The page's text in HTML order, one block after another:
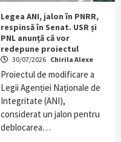
Legea ANI, jalon în PNRR,
respinsă în Senat. USR și
PNL anunță că vor
redepune proiectul
30/07/2026 Chirila Alexe
Proiectul de modificare a
Legii Agenției Naționale de
Integritate (ANI),
considerat un jalon pentru
deblocarea…